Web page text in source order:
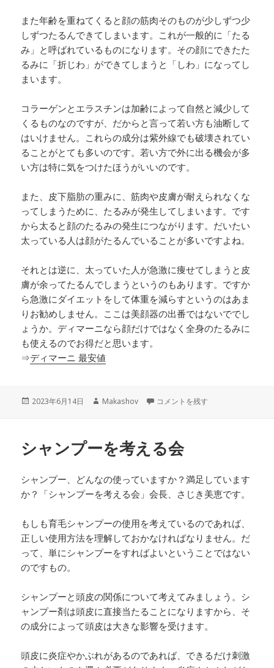
また年齢を重ねてくると顔の筋肉そのものが少しずつ少
しずつたるんできてしまいます。これが一般的に「たる
み」と呼ばれているものになります。その顔にできたた
るみに「折じわ」ができてしまうと「しわ」になってし
まいます。
コラーゲンとエラスチンは加齢によって自然と減少して
くるものなのですが、だからと言って若い方も油断して
はいけません。これらの成分は紫外線でも破壊されてい
ることがとても多いのです。若い方で外に出る機会が多
い方は特に気をつけたほうがいいのです。
また、皮下脂肪の重みに、筋肉や皮膚が耐えられなくな
ってしまうために、たるみが発生してしまいます。です
から太ると顔のたるみの発生につながります。だいたい
太っている人は顔がたるんでいることが多いですよね。
それとは逆に、太っていた人が急激に痩せてしまうと皮
膚が余ってたるんでしまうというのもあります。ですか
ら急激にダイエットをして体重を減らすというのはあま
りお勧めしません。ここは美顔器の出番ではないででし
ょうか。ディマーニなら顔だけではなく全身のたるみに
も使えるのでお得だと思います。
⇒ディマーニ 最安値
投
2023年6月14日
作
Makashov 顔のたるみの仕組みを考える に
コメントを残す
シャンプーを考える会
シャンプー、どんなの使っていますか？満足しています
か？「シャンプーを考える会」会長、さじき美恵です。
もしも育毛シャンプーの使用を考えているのであれば、
正しい使用方法を理解しておかなければなりません。だ
って、単にシャンプーをすればよいということではない
のですもの。
シャンプーと頭皮の関係について考えてみましょう。シ
ャンプー剤は頭皮に直接当たることになりますから、そ
の成分によって頭皮は大きな影響を受けます。
頭皮に炎症やかぶれがあるのであれば、できるだけ刺激